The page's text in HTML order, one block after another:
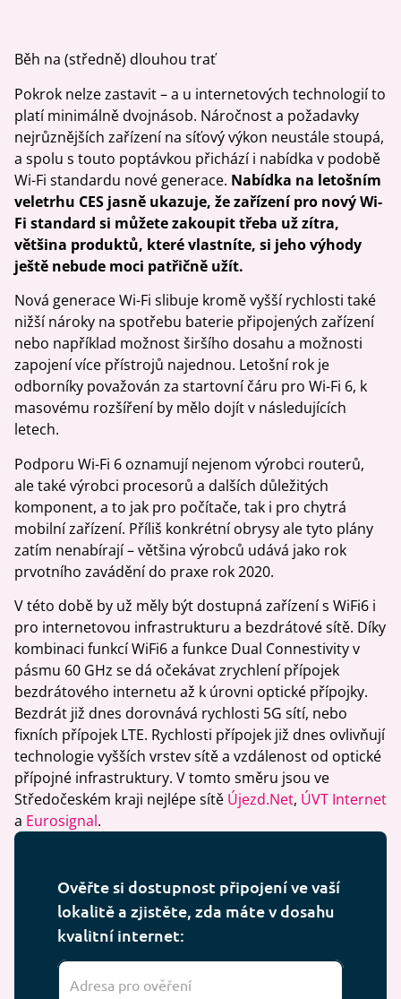
Běh na (středně) dlouhou trať
Pokrok nelze zastavit – a u internetových technologií to
platí minimálně dvojnásob. Náročnost a požadavky
nejrůznějších zařízení na síťový výkon neustále stoupá,
a spolu s touto poptávkou přichází i nabídka v podobě
Wi-Fi standardu nové generace. Nabídka na letošním
veletrhu CES jasně ukazuje, že zařízení pro nový Wi-
Fi standard si můžete zakoupit třeba už zítra,
většina produktů, které vlastníte, si jeho výhody
ještě nebude moci patřičně užít.
Nová generace Wi-Fi slibuje kromě vyšší rychlosti také
nižší nároky na spotřebu baterie připojených zařízení
nebo například možnost širšího dosahu a možnosti
zapojení více přístrojů najednou. Letošní rok je
odborníky považován za startovní čáru pro Wi-Fi 6, k
masovému rozšíření by mělo dojít v následujících
letech.
Podporu Wi-Fi 6 oznamují nejenom výrobci routerů,
ale také výrobci procesorů a dalších důležitých
komponent, a to jak pro počítače, tak i pro chytrá
mobilní zařízení. Příliš konkrétní obrysy ale tyto plány
zatím nenabírají – většina výrobců udává jako rok
prvotního zavádění do praxe rok 2020.
V této době by už měly být dostupná zařízení s WiFi6 i
pro internetovou infrastrukturu a bezdrátové sítě. Díky
kombinaci funkcí WiFi6 a funkce Dual Connestivity v
pásmu 60 GHz se dá očekávat zrychlení přípojek
bezdrátového internetu až k úrovni optické přípojky.
Bezdrát již dnes dorovnává rychlosti 5G sítí, nebo
fixních přípojek LTE. Rychlosti přípojek již dnes ovlivňují
technologie vyšších vrstev sítě a vzdálenost od optické
přípojné infrastruktury. V tomto směru jsou ve
Středočeském kraji nejlépe sítě Újezd.Net, ÚVT Internet
a Eurosignal.
Ověřte si dostupnost připojení ve vaší
lokalitě a zjistěte, zda máte v dosahu
kvalitní internet: